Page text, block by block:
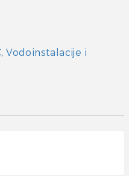
,Vodoinstalacije i